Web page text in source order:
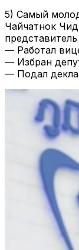
5) Самый
Чайчатнок
— Работал
— Избран
— Подал